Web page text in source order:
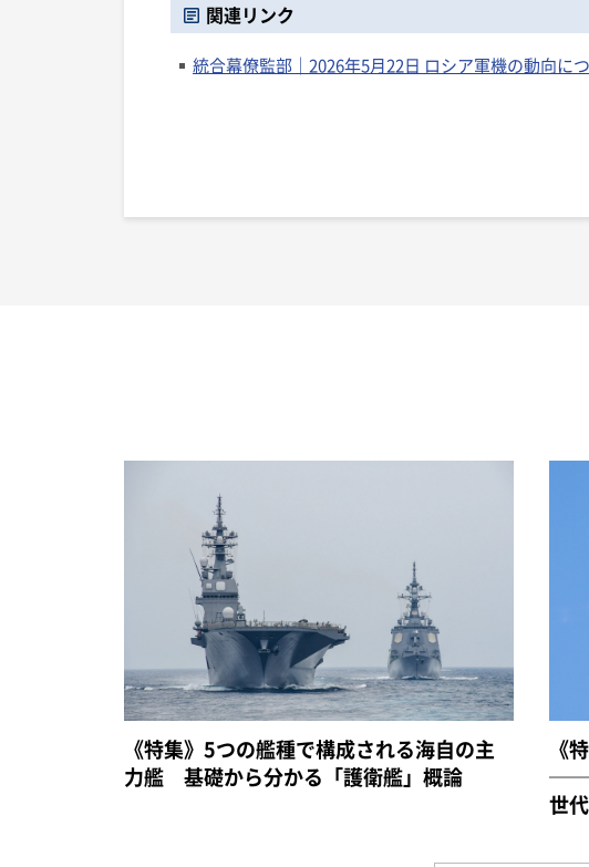
関連リンク
統合幕僚監部｜2026年5月22日 ロシア軍機の動向につ
《特集》5つの艦種で構成される海自の主
力艦 基礎から分かる「護衛艦」概論
《
──
世代